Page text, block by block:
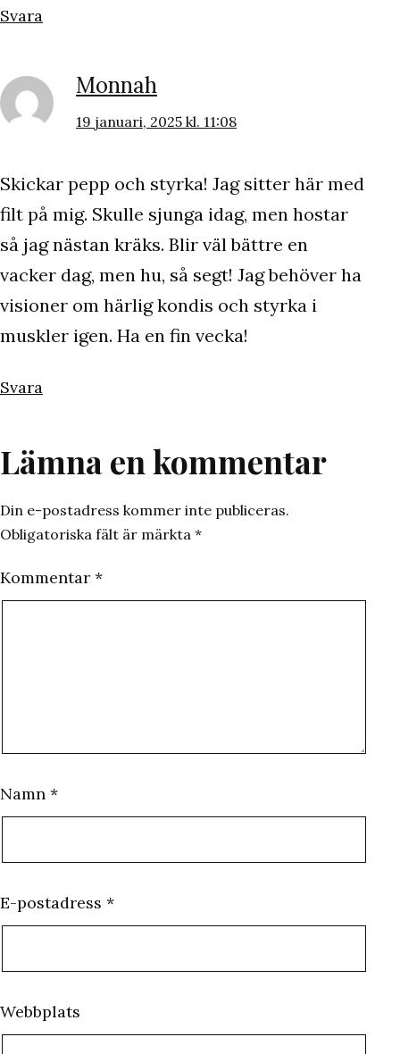
Svara
Monnah
19 januari, 2025 kl. 11:08
Skickar pepp och styrka! Jag sitter här med
filt på mig. Skulle sjunga idag, men hostar
så jag nästan kräks. Blir väl bättre en
vacker dag, men hu, så segt! Jag behöver ha
visioner om härlig kondis och styrka i
muskler igen. Ha en fin vecka!
Svara
Lämna en kommentar
Din e-postadress kommer inte publiceras.
Obligatoriska fält är märkta *
Kommentar *
Namn *
E-postadress *
Webbplats